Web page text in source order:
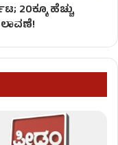
20ಕ್ಕೂ ಹೆಚ್ಚು